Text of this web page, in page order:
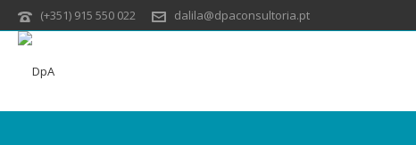
(+351) 915 550 022 dalila@dpaconsultoria.pt